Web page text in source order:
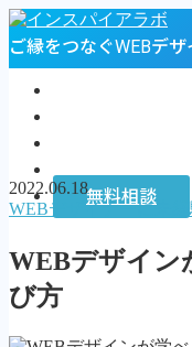
ご縁をつなぐWEBデ
インスパイアラボ
無料相談
トップページ
プロフィール
2022.06.18
WEBデザイナーに未
WEBデザイン
び方